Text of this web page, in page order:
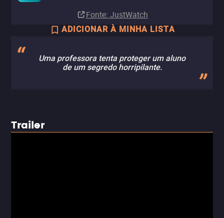
Fonte: JustWatch
ADICIONAR À MINHA LISTA
Uma professora tenta proteger um aluno
de um segredo horripilante.
Trailer